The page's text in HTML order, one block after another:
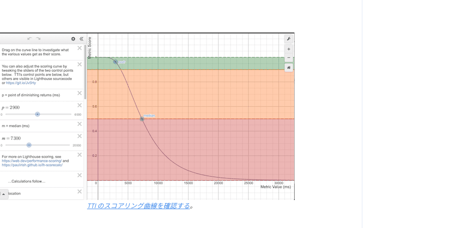
TTI のスコアリング曲線を確認する。